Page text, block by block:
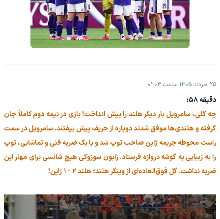
25 خرداد 1405 ساعت 01:03
دقیقه ۵۸:
چه گلی، سامرویل بار دیگر هلند را پیش انداخت! بازی در نیمه دوم کاملاً جان
گرفته و هلندی‌ها موفق شدند دوباره از حریف پیش بیفتند. سامرویل در سمت
راست محوطه جریمه ژاپن صاحب توپ شد و با یک ضربه فنی و تماشایی، توپ
را به زیبایی به گوشه دروازه فرستاد. زایون سوزوکی هیچ شانسی برای مهار این
ضربه نداشت. گل فوق‌العاده‌ای از وینگر هلند؛ هلند ۲ - ۱ ژاپن!